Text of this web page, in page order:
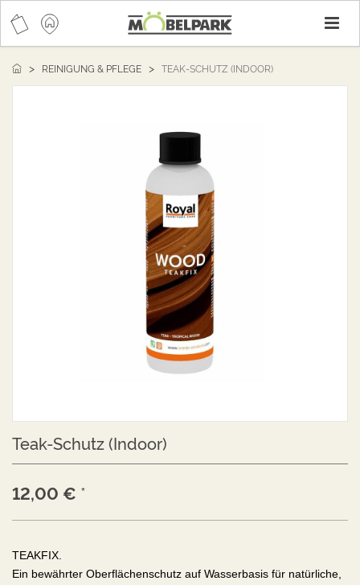
REINIGUNG & PFLEGE TEAK-SCHUTZ (INDOOR)
Teak-Schutz (Indoor)
12,00 € *
TEAKFIX.
Ein bewährter Oberflächenschutz auf Wasserbasis für natürliche,